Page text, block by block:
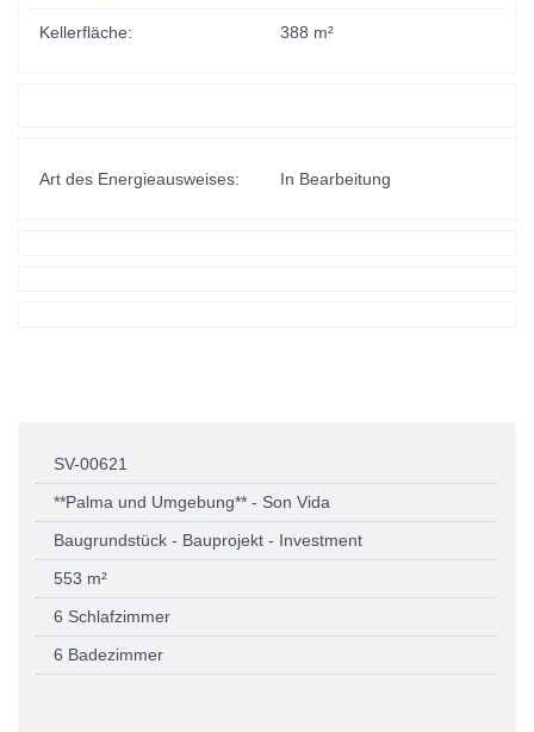
Kellerfläche: 388 m²
Art des Energieausweises: In Bearbeitung
SV-00621
**Palma und Umgebung** - Son Vida
Baugrundstück - Bauprojekt - Investment
553 m²
6 Schlafzimmer
6 Badezimmer